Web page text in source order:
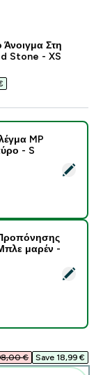
Στη
Stone - XS
Top Με Πλέγμα
MP
- S
Σορτς
μαρέν -
€‎ Save 18,99 €‎